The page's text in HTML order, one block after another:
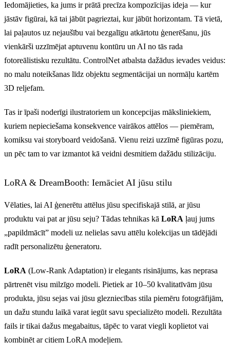
Iedomājieties, ka jums ir prātā precīza kompozīcijas ideja — kur
jāstāv figūrai, kā tai jābūt pagrieztai, kur jābūt horizontam. Tā vietā,
lai paļautos uz nejaušību vai bezgalīgu atkārtotu ģenerēšanu, jūs
vienkārši uzzīmējat aptuvenu kontūru un AI no tās rada
fotoreālistisku rezultātu. ControlNet atbalsta dažādus ievades veidus:
no malu noteikšanas līdz objektu segmentācijai un normāļu kartēm
3D reljefam.
Tas ir īpaši noderīgi ilustratoriem un koncepcijas māksliniekiem,
kuriem nepieciešama konsekvence vairākos attēlos — piemēram,
komiksu vai storyboard veidošanā. Vienu reizi uzzīmē figūras pozu,
un pēc tam to var izmantot kā veidni desmitiem dažādu stilizāciju.
LoRA & DreamBooth: Iemāciet AI jūsu stilu
Vēlaties, lai AI ģenerētu attēlus jūsu specifiskajā stilā, ar jūsu
produktu vai pat ar jūsu seju? Tādas tehnikas kā LoRA ļauj jums
„papildmācīt” modeli uz nelielas savu attēlu kolekcijas un tādējādi
radīt personalizētu ģeneratoru.
LoRA (Low-Rank Adaptation) ir elegants risinājums, kas neprasa
pārtrenēt visu milzīgo modeli. Pietiek ar 10–50 kvalitatīvām jūsu
produkta, jūsu sejas vai jūsu glezniecības stila piemēru fotogrāfijām,
un dažu stundu laikā varat iegūt savu specializēto modeli. Rezultāta
fails ir tikai dažus megabaitus, tāpēc to varat viegli koplietot vai
kombinēt ar citiem LoRA modeļiem.